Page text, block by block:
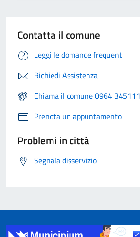
Contatta il comune
Leggi le domande frequenti
Richiedi Assistenza
Chiama il comune 0964 345111
Prenota un appuntamento
Problemi in città
Segnala disservizio